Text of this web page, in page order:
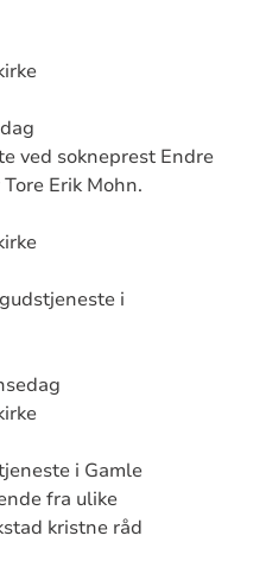
ved sokneprest Endre
Erik Mohn.
i
i Gamle
fra ulike
kristne råd